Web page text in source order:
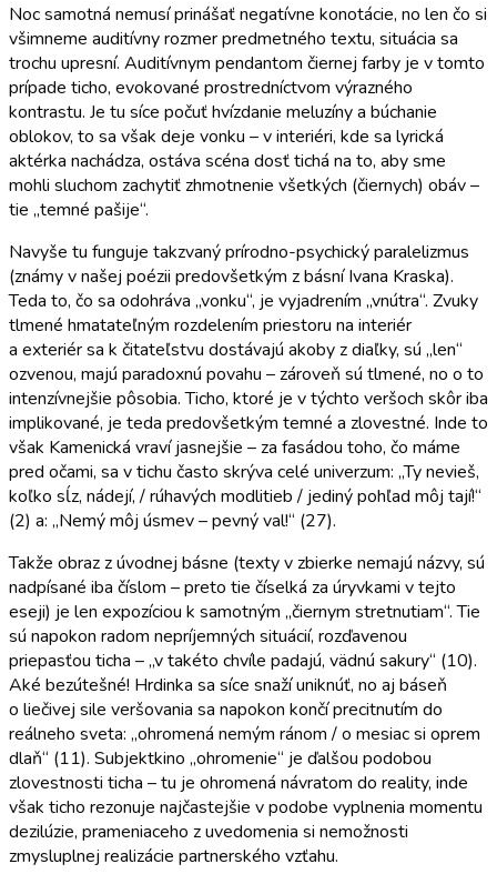
Noc samotná nemusí prinášať negatívne konotácie, no len čo si
všimneme auditívny rozmer predmetného textu, situácia sa
trochu upresní. Auditívnym pendantom čiernej farby je v tomto
prípade ticho, evokované prostredníctvom výrazného
kontrastu. Je tu síce počuť hvízdanie meluzíny a búchanie
oblokov, to sa však deje vonku – v interiéri, kde sa lyrická
aktérka nachádza, ostáva scéna dosť tichá na to, aby sme
mohli sluchom zachytiť zhmotnenie všetkých (čiernych) obáv –
tie „temné pašije“.
Navyše tu funguje takzvaný prírodno-psychický paralelizmus
(známy v našej poézii predovšetkým z básní Ivana Kraska).
Teda to, čo sa odohráva „vonku“, je vyjadrením „vnútra“. Zvuky
tlmené hmatateľným rozdelením priestoru na interiér
a exteriér sa k čitateľstvu dostávajú akoby z diaľky, sú „len“
ozvenou, majú paradoxnú povahu – zároveň sú tlmené, no o to
intenzívnejšie pôsobia. Ticho, ktoré je v týchto veršoch skôr iba
implikované, je teda predovšetkým temné a zlovestné. Inde to
však Kamenická vraví jasnejšie – za fasádou toho, čo máme
pred očami, sa v tichu často skrýva celé univerzum: „Ty nevieš,
koľko sĺz, nádejí, / rúhavých modlitieb / jediný pohľad môj tají!“
(2) a: „Nemý môj úsmev – pevný val!“ (27).
Takže obraz z úvodnej básne (texty v zbierke nemajú názvy, sú
nadpísané iba číslom – preto tie číselká za úryvkami v tejto
eseji) je len expozíciou k samotným „čiernym stretnutiam“. Tie
sú napokon radom nepríjemných situácií, rozďavenou
priepasťou ticha – „v takéto chvíle padajú, vädnú sakury“ (10).
Aké bezútešné! Hrdinka sa síce snaží uniknúť, no aj báseň
o liečivej sile veršovania sa napokon končí precitnutím do
reálneho sveta: „ohromená nemým ránom / o mesiac si oprem
dlaň“ (11). Subjektkino „ohromenie“ je ďalšou podobou
zlovestnosti ticha – tu je ohromená návratom do reality, inde
však ticho rezonuje najčastejšie v podobe vyplnenia momentu
dezilúzie, prameniaceho z uvedomenia si nemožnosti
zmysluplnej realizácie partnerského vzťahu.